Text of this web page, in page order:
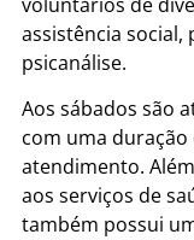
assistência social,
psicanálise.
Aos sábados são
com uma
atendimento.
aos serviços de
também possui